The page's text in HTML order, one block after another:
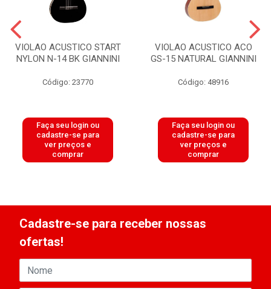
VIOLAO ACUSTICO START
NYLON N-14 BK GIANNINI
Código: 23770
Faça seu login ou
cadastre-se para
ver preços e
comprar
VIOLAO ACUSTICO ACO
GS-15 NATURAL GIANNINI
Código: 48916
Faça seu login ou
cadastre-se para
ver preços e
comprar
Cadastre-se para receber nossas
ofertas!